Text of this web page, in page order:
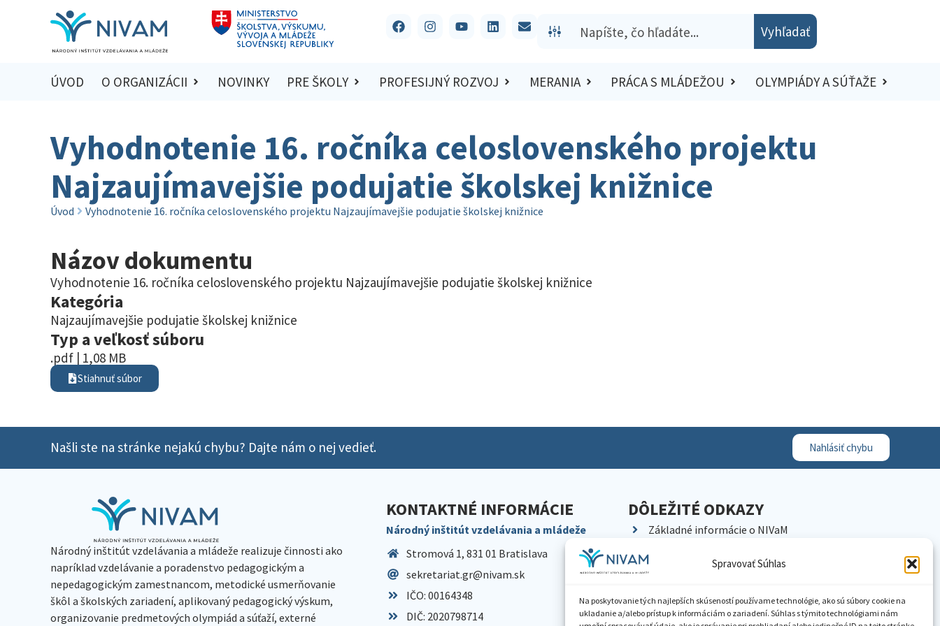
Spravovať Súhlas
Na poskytovanie tých najlepších skúseností používame technológie, ako sú súbory cookie na
ukladanie a/alebo prístup k informáciám o zariadení. Súhlas s týmito technológiami nám
Vyhľadať
ÚVOD O ORGANIZÁCII NOVINKY PRE ŠKOLY PROFESIJNÝ ROZVOJ MERANIA PRÁCA S MLÁDEŽOU OLYMPIÁDY A SÚŤAŽE
Vyhodnotenie 16. ročníka celoslovenského projektu
Najzaujímavejšie podujatie školskej knižnice
Úvod Vyhodnotenie 16. ročníka celoslovenského projektu Najzaujímavejšie podujatie školskej knižnice
Názov dokumentu
Vyhodnotenie 16. ročníka celoslovenského projektu Najzaujímavejšie podujatie školskej knižnice
Kategória
Najzaujímavejšie podujatie školskej knižnice
Typ a veľkosť súboru
.pdf | 1,08 MB
Stiahnuť súbor
Našli ste na stránke nejakú chybu? Dajte nám o nej vedieť. Nahlásiť chybu
Národný inštitút vzdelávania a mládeže realizuje činnosti ako
napríklad vzdelávanie a poradenstvo pedagogickým a
nepedagogickým zamestnancom, metodické usmerňovanie
škôl a školských zariadení, aplikovaný pedagogický výskum,
organizovanie predmetových olympiád a súťaží, externé
KONTAKTNÉ INFORMÁCIE
Národný inštitút vzdelávania a mládeže
Stromová 1, 831 01 Bratislava
sekretariat.gr@nivam.sk
IČO: 00164348
DIČ: 2020798714
DÔLEŽITÉ ODKAZY
Základné informácie o NIVaM
Kariéra
Pracoviská NIVaM